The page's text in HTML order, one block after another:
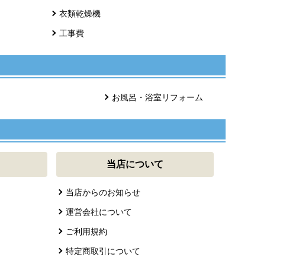
衣類乾燥機
工事費
お風呂・浴室リフォーム
当店について
当店からのお知らせ
運営会社について
ご利用規約
特定商取引について